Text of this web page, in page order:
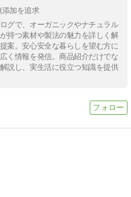
添加を追求
グで、オーガニックやナチュラル
持つ素材や製法の魅力を詳しく解
案。安心安全な暮らしを望む方に
く情報を発信。商品紹介だけでな
説し、実生活に役立つ知識を提供